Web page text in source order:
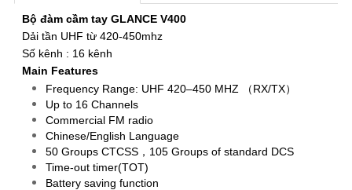
Bộ đàm cầm tay GLANCE V400
Dải tần UHF từ 420-450mhz
Số kênh : 16 kênh
Main Features
Frequency Range: UHF 420–450 MHZ （RX/TX）
Up to 16 Channels
Commercial FM radio
Chinese/English Language
50 Groups CTCSS，105 Groups of standard DCS
Time-out timer(TOT)
Battery saving function